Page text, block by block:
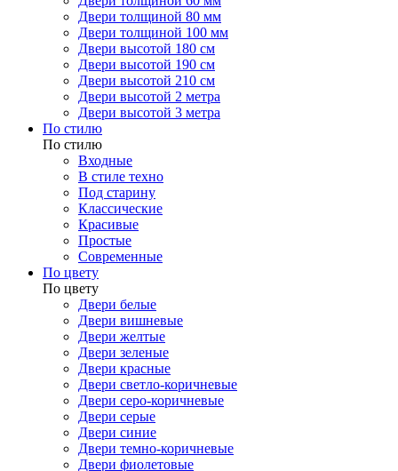
Двери толщиной 80 мм
Двери толщиной 100 мм
Двери высотой 180 см
Двери высотой 190 см
Двери высотой 210 см
Двери высотой 2 метра
Двери высотой 3 метра
По стилю
По стилю
Входные
В стиле техно
Под старину
Классические
Красивые
Простые
Современные
По цвету
По цвету
Двери белые
Двери вишневые
Двери желтые
Двери зеленые
Двери красные
Двери светло-коричневые
Двери серо-коричневые
Двери серые
Двери синие
Двери темно-коричневые
Двери фиолетовые